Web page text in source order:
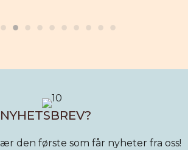
den første som får nyheter fra oss!